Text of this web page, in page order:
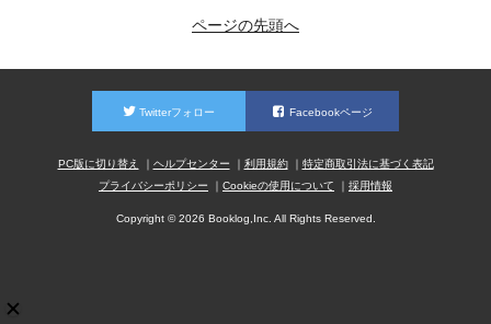
ページの先頭へ
Twitterフォロー Facebookページ
PC版に切り替え ヘルプセンター 利用規約
特定商取引法に基づく表記
プライバシーポリシー
Cookieの使用について 採用情報
Copyright © 2026 Booklog,Inc. All Rights Reserved.